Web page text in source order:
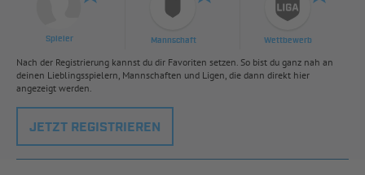
Spieler Mannschaft Wettbewerb
Nach der Registrierung kannst du dir Favoriten setzen. So bist du ganz nah an
deinen Lieblingsspielern, Mannschaften und Ligen, die dann direkt hier
angezeigt werden.
JETZT REGISTRIEREN